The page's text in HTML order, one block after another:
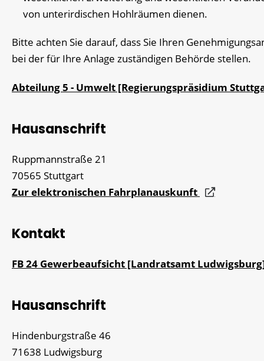
von unterirdischen Hohlräumen dienen.
Bitte achten Sie darauf, dass Sie Ihren
bei der für Ihre Anlage zuständigen Behörde stellen.
Abteilung 5 - Umwelt [Regierungspräsidium
Hausanschrift
Ruppmannstraße 21
70565 Stuttgart
Zur elektronischen Fahrplanauskunft
Kontakt
FB 24 Gewerbeaufsicht [Landratsamt
Hausanschrift
Hindenburgstraße 46
71638 Ludwigsburg